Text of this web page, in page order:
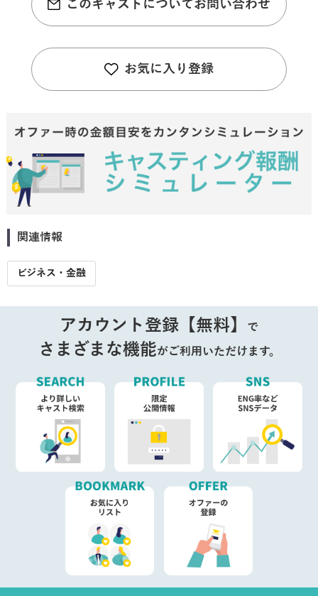
このキャストについてお問い合わせ
お気に入り登録
関連情報
ビジネス・金融
アカウント登録【無料】 で
さまざまな機能がご利用いただけます。